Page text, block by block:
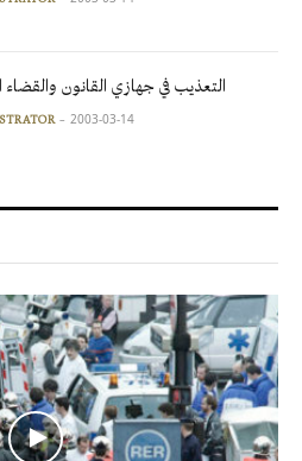
التعذيب في جهازي القانون والقضاء
2003-03-14